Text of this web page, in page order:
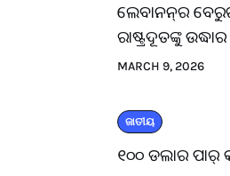
ଲେବାନନ୍‌ର
ରାଷ୍ଟ୍ରଦୂତଙ୍କୁ
MARCH 9, 2026
ଜାତୀୟ
୧୦୦ ଡଲାର